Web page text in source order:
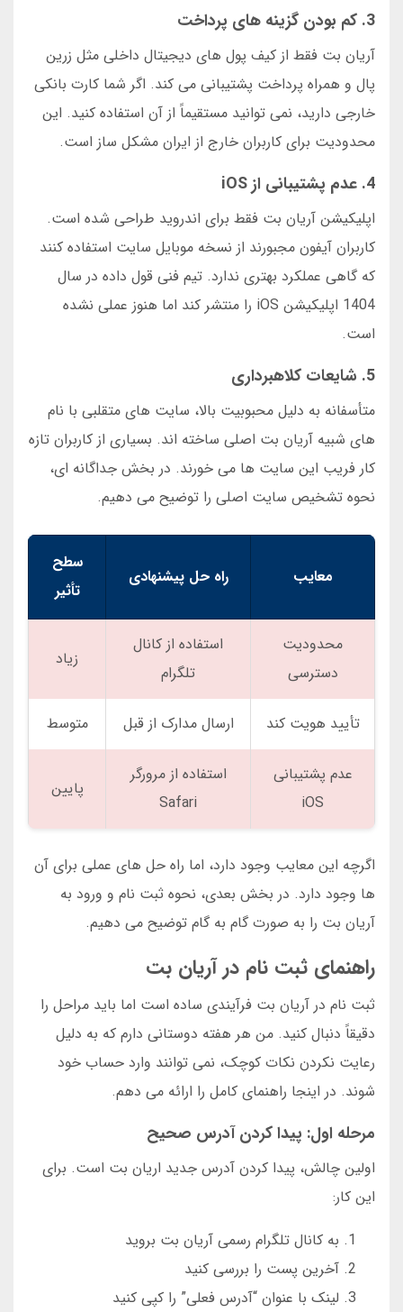
3. کم بودن گزینه های پرداخت
آریان بت فقط از کیف پول های دیجیتال داخلی مثل زرین
پال و همراه پرداخت پشتیبانی می کند. اگر شما کارت بانکی
خارجی دارید، نمی توانید مستقیماً از آن استفاده کنید. این
محدودیت برای کاربران خارج از ایران مشکل ساز است.
4. عدم پشتیبانی از iOS
اپلیکیشن آریان بت فقط برای اندروید طراحی شده است.
کاربران آیفون مجبورند از نسخه موبایل سایت استفاده کنند
که گاهی عملکرد بهتری ندارد. تیم فنی قول داده در سال
1404 اپلیکیشن iOS را منتشر کند اما هنوز عملی نشده
است.
5. شایعات کلاهبرداری
متأسفانه به دلیل محبوبیت بالا، سایت های متقلبی با نام
های شبیه آریان بت اصلی ساخته اند. بسیاری از کاربران تازه
کار فریب این سایت ها می خورند. در بخش جداگانه ای،
نحوه تشخیص سایت اصلی را توضیح می دهیم.
معایب راه حل پیشنهادی
سطح
تأثیر
محدودیت
دسترسی
استفاده از کانال
تلگرام
زیاد
تأیید هویت کند ارسال مدارک از قبل متوسط
عدم پشتیبانی
iOS
استفاده از مرورگر
Safari
پایین
اگرچه این معایب وجود دارد، اما راه حل های عملی برای آن
ها وجود دارد. در بخش بعدی، نحوه ثبت نام و ورود به
آریان بت را به صورت گام به گام توضیح می دهیم.
راهنمای ثبت نام در آریان بت
ثبت نام در آریان بت فرآیندی ساده است اما باید مراحل را
دقیقاً دنبال کنید. من هر هفته دوستانی دارم که به دلیل
رعایت نکردن نکات کوچک، نمی توانند وارد حساب خود
شوند. در اینجا راهنمای کامل را ارائه می دهم.
مرحله اول: پیدا کردن آدرس صحیح
اولین چالش، پیدا کردن آدرس جدید اریان بت است. برای
این کار:
به کانال تلگرام رسمی آریان بت بروید
آخرین پست را بررسی کنید
لینک با عنوان “آدرس فعلی” را کپی کنید